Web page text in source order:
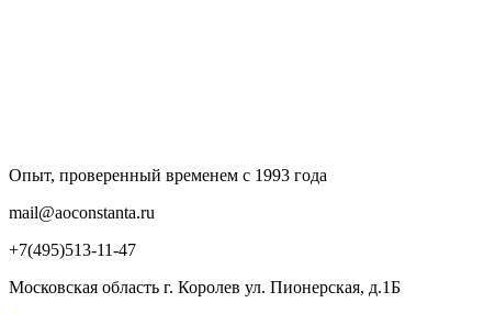
Опыт, проверенный временем с 1993 года
mail@aoconstanta.ru
+7(495)513-11-47
Московская область г. Королев ул. Пионерская, д.1Б